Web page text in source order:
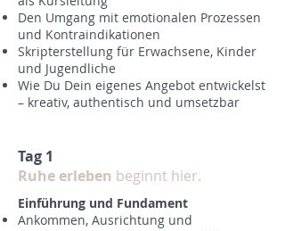
Den Umgang mit emotionalen Prozessen
und Kontraindikationen
Skripterstellung für Erwachsene, Kinder
und Jugendliche
Wie Du Dein eigenes Angebot entwickelst
– kreativ, authentisch und umsetzbar
Tag 1
Ruhe erleben beginnt hier.
Einführung und Fundament
Ankommen, Ausrichtung und